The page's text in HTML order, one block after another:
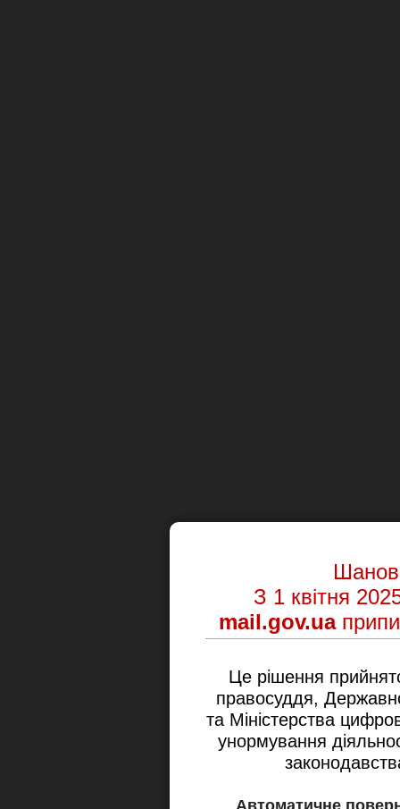
З 1 квітня
mail.gov.ua
Це рішення
правосуддя,
та Міністерства
унормування